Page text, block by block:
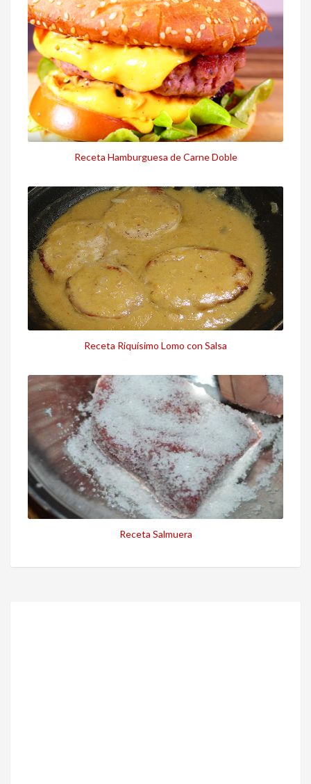
Receta Hamburguesa de Carne Doble
Receta Riquísimo Lomo con Salsa
Receta Salmuera